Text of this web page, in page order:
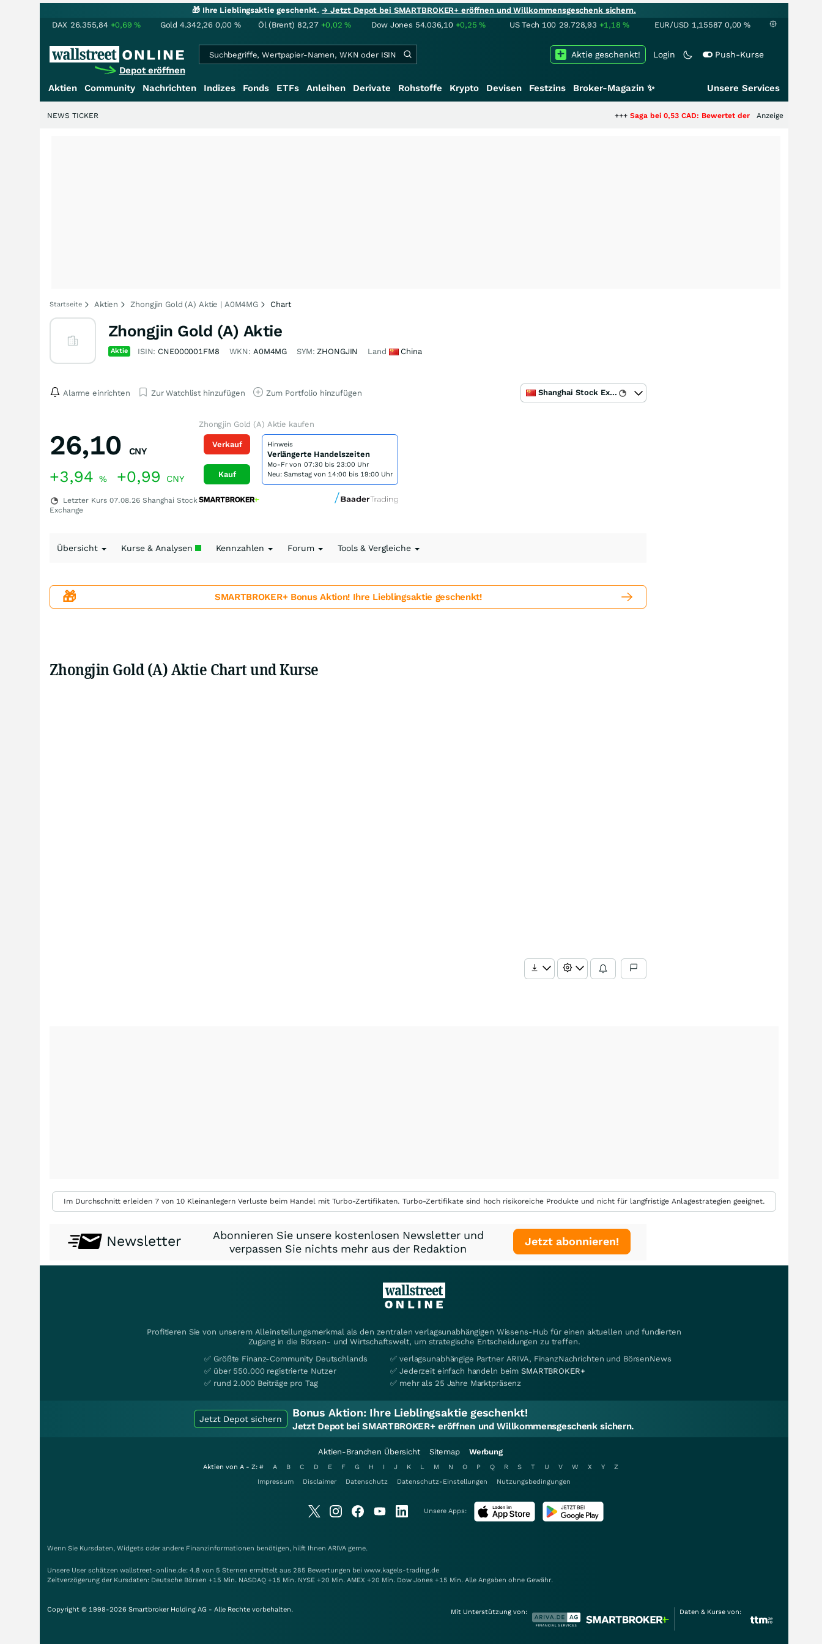
🎁 Ihre Lieblingsaktie geschenkt.→ Jetzt Depot bei SMARTBROKER+ eröffnen und Willkommensgeschenk sichern.
DAX 26.355,84 +0,69% Gold 4.342,26 0,00 % Öl (Brent) 82,27 +0,02% Dow Jones 54.036,10 +0,25% US Tech 100 29.728,93 +1,18% EUR/USD 1,15587 0,00 %
Depot eröffnen
Login Push-Kurse
Aktie geschenkt!
Aktien Community Nachrichten Indizes Fonds ETFs Anleihen Derivate Rohstoffe Krypto Devisen Festzins Broker-Magazin ✨ Unsere Services
Saga bei 0,53 CAD: Bewertet der Markt noch immer nur die
Anzeige
NEWS TICKER
Startseite Aktien Zhongjin Gold (A) Aktie | A0M4MG Chart
Zhongjin Gold (A) Aktie
Aktie ISIN: CNE000001FM8 WKN: A0M4MG SYM:ZHONGJIN Land China
Alarme einrichten Zur Watchlist hinzufügen Zum Portfolio hinzufügen Shanghai Stock Exchange
26,10 CNY
+3,94 % +0,99 CNY
Letzter Kurs 07.08.26 Shanghai Stock
Exchange
Zhongjin Gold (A) Aktie kaufen
Verkauf
Kauf
Hinweis
Verlängerte Handelszeiten
Mo-Fr von 07:30 bis 23:00 Uhr
Neu: Samstag von 14:00 bis 19:00 Uhr
Übersicht Kurse & Analysen Kennzahlen Forum Tools & Vergleiche
🎁 SMARTBROKER+ Bonus Aktion! Ihre Lieblingsaktie geschenkt!
Zhongjin Gold (A) Aktie Chart und Kurse
Im Durchschnitt erleiden 7 von 10 Kleinanlegern Verluste beim Handel mit Turbo-Zertifikaten. Turbo-Zertifikate sind hoch risikoreiche Produkte und nicht für langfristige Anlagestrategien geeignet.
Newsletter
Abonnieren Sie unsere kostenlosen Newsletter und
verpassen Sie nichts mehr aus der Redaktion
Jetzt abonnieren!
Profitieren Sie von unserem Alleinstellungsmerkmal als den zentralen verlagsunabhängigen Wissens-Hub für einen aktuellen und fundierten
Zugang in die Börsen- und Wirtschaftswelt, um strategische Entscheidungen zu treffen.
✅ Größte Finanz-Community Deutschlands
✅ über 550.000 registrierte Nutzer
✅ rund 2.000 Beiträge pro Tag
✅ verlagsunabhängige Partner ARIVA, FinanzNachrichten und BörsenNews
✅ Jederzeit einfach handeln beimSMARTBROKER+
✅ mehr als 25 Jahre Marktpräsenz
Jetzt Depot sichern Bonus Aktion: Ihre Lieblingsaktie geschenkt!
Jetzt Depot bei SMARTBROKER+ eröffnen und Willkommensgeschenk sichern.
Aktien-Branchen Übersicht Sitemap Werbung
Aktien von A - Z: # A B C D E F G H I J K L M N O P Q R S T U V W X Y
Z
Impressum
Disclaimer Datenschutz Datenschutz-Einstellungen Nutzungsbedingungen
Unsere Apps:
Wenn Sie Kursdaten, Widgets oder andere Finanzinformationen benötigen, hilft Ihnen ARIVA gerne.
Unsere User schätzen wallstreet-online.de: 4.8 von 5 Sternen ermittelt aus 285 Bewertungen bei www.kagels-trading.de
Zeitverzögerung der Kursdaten: Deutsche Börsen +15 Min. NASDAQ +15 Min. NYSE +20 Min. AMEX +20 Min. Dow Jones +15 Min. Alle Angaben ohne Gewähr.
Copyright © 1998-2026 Smartbroker Holding AG - Alle Rechte vorbehalten. Mit Unterstützung von: Daten & Kurse von: